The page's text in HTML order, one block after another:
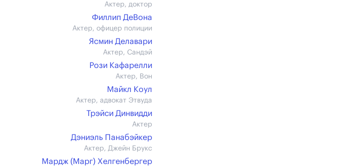
Актер, доктор
Филлип ДеВона
Актер, офицер полиции
Ясмин Делавари
Актер, Сандэй
Рози Кафарелли
Актер, Вон
Майкл Коул
Актер, адвокат Этвуда
Трэйси Динвидди
Актер
Дэниэль Панабэйкер
Актер, Джейн Брукс
Мардж (Марг) Хелгенбергер